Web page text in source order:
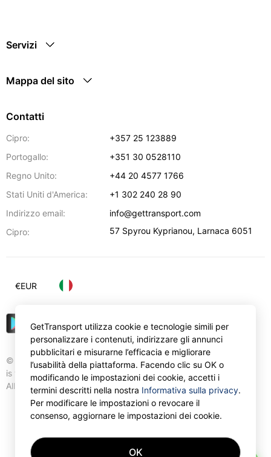
Servizi
Mappa del sito
Contatti
Cipro:
+357 25 123889
Portogallo:
+351 30 0528110
Regno Unito:
+44 20 4577 1766
Stati Uniti d'America:
+1 302 240 28 90
Indirizzo email:
info@gettransport.com
Cipro:
57 Spyrou Kyprianou, Larnaca 6051
© Gettransport International Limited. GetTransport®
is trademark of Gettransport International Limited.
All rights reserved.
€EUR
GetTransport utilizza cookie e tecnologie simili per
personalizzare i contenuti, indirizzare gli annunci
pubblicitari e misurarne l’efficacia e migliorare
l’usabilità della piattaforma. Facendo clic su OK o
modificando le impostazioni dei cookie, accetti i
termini descritti nella nostra Informativa sulla privacy.
Per modificare le impostazioni o revocare il
consenso, aggiornare le impostazioni dei cookie.
OK